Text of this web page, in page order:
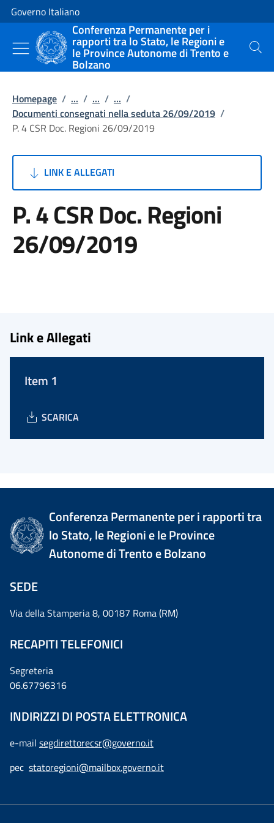
Vai al contenuto
Vai alla navigazione del sito
Governo Italiano
Conferenza Permanente per i
rapporti tra lo Stato, le Regioni e
le Province Autonome di Trento e
Bolzano
Cerca
Homepage / ... / ... / ... /
Documenti consegnati nella seduta 26/09/2019 /
P. 4 CSR Doc. Regioni 26/09/2019
LINK E ALLEGATI
P. 4 CSR Doc. Regioni
26/09/2019
Link e Allegati
Item 1
SCARICA
Conferenza Permanente per i rapporti tra
lo Stato, le Regioni e le Province
Autonome di Trento e Bolzano
SEDE
Via della Stamperia 8, 00187 Roma (RM)
RECAPITI TELEFONICI
Segreteria
06.67796316
INDIRIZZI DI POSTA ELETTRONICA
e-mail segdirettorecsr@governo.it
pec statoregioni@mailbox.governo.it